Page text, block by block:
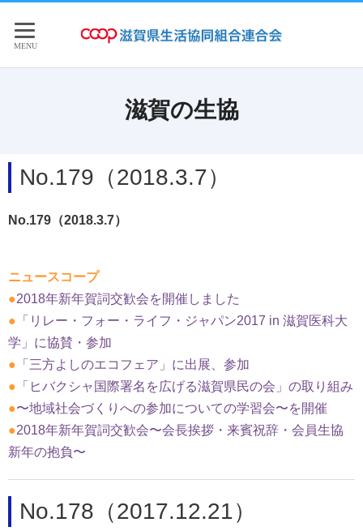
滋賀の生協
No.179（2018.3.7）
No.179（2018.3.7）
ニュースコープ
●2018年新年賀詞交歓会を開催しました
● 「リレー・フォー・ライフ・ジャパン2017 in 滋賀医科大
学」に協賛・参加
● 「三方よしのエコフェア」に出展、参加
● 「ヒバクシャ国際署名を広げる滋賀県民の会」の取り組み
●〜地域社会づくりへの参加についての学習会〜を開催
●2018年新年賀詞交歓会〜会長挨拶・来賓祝辞・会員生協
新年の抱負〜
No.178（2017.12.21）